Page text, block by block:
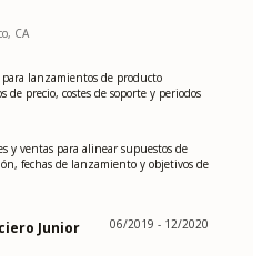
CA
para lanzamientos de producto
de precio, costes de soporte y periodos
y ventas para alinear supuestos de
fechas de lanzamiento y objetivos de
Junior 06/2019 - 12/2020